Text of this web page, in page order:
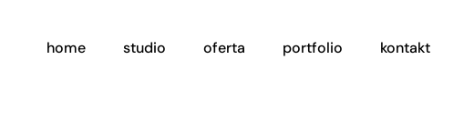
home studio oferta portfolio kontakt